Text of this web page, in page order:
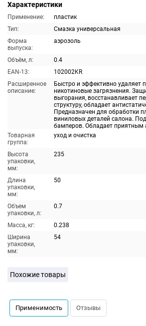
Характеристики
Применение:
пластик
Тип:
Смазка универсальная
Форма
выпуска:
аэрозоль
Объём, л:
0.4
EAN-13:
102002KR
Расширенное
описание:
Быстро и эффективно удаляет
никотиновые загрязнения.
выгорания, восстанавливает
структуру, обладает
Предназначен для обработки
виниловых деталей салона.
бамперов. Обладает приятным
Товарная
группа:
уход и очистка
Высота
упаковки,
мм:
235
Длина
упаковки,
мм:
50
Объем
упаковки, л:
0.7
Масса, кг:
0.238
Ширина
упаковки,
мм:
54
Похожие товары
Применимость Отзывы